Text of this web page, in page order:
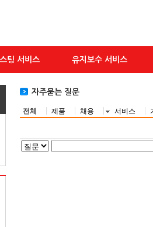
팅 서비스 유지보수 서비스
자주묻는 질문
전체 제품 채용 서비스